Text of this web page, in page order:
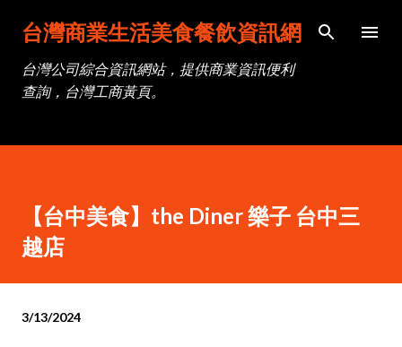
跳到主要內容
台灣商業生活美食餐飲資訊網
台灣公司綜合資訊網站，提供商業資訊便利
查詢，台灣工商黃頁。
【台中美食】the Diner 樂子 台中三
越店
3/13/2024